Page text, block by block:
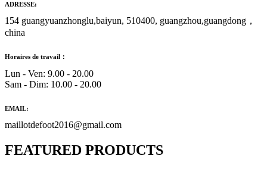
ADRESSE:
154 guangyuanzhonglu,baiyun, 510400, guangzhou,guangdong，
china
Horaires de travail：
Lun - Ven: 9.00 - 20.00
Sam - Dim: 10.00 - 20.00
EMAIL:
maillotdefoot2016@gmail.com
FEATURED PRODUCTS